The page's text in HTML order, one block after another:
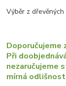
Výběr z
Doporučujeme
Při
nezaručujeme
mírná odlišnost